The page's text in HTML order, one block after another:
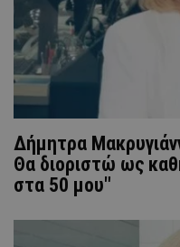
Δήμητρα
Θα διοριστώ ως
στα 50 μου"